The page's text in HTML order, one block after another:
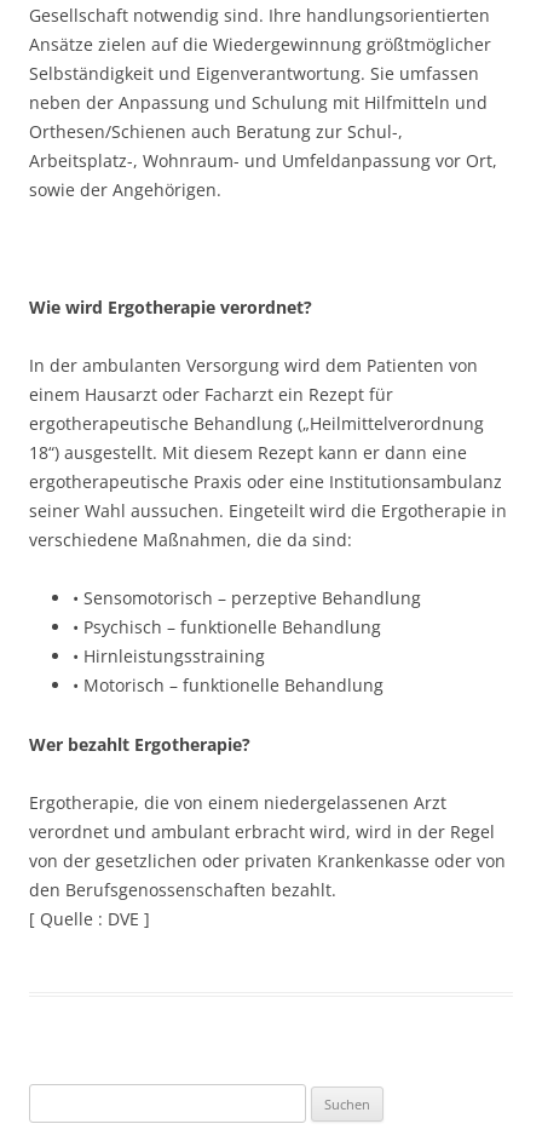
Gesellschaft notwendig sind. Ihre handlungsorientierten
Ansätze zielen auf die Wiedergewinnung größtmöglicher
Selbständigkeit und Eigenverantwortung. Sie umfassen
neben der Anpassung und Schulung mit Hilfmitteln und
Orthesen/Schienen auch Beratung zur Schul-,
Arbeitsplatz-, Wohnraum- und Umfeldanpassung vor Ort,
sowie der Angehörigen.
Wie wird Ergotherapie verordnet?
In der ambulanten Versorgung wird dem Patienten von
einem Hausarzt oder Facharzt ein Rezept für
ergotherapeutische Behandlung („Heilmittelverordnung
18“) ausgestellt. Mit diesem Rezept kann er dann eine
ergotherapeutische Praxis oder eine Institutionsambulanz
seiner Wahl aussuchen. Eingeteilt wird die Ergotherapie in
verschiedene Maßnahmen, die da sind:
• Sensomotorisch – perzeptive Behandlung
• Psychisch – funktionelle Behandlung
• Hirnleistungsstraining
• Motorisch – funktionelle Behandlung
Wer bezahlt Ergotherapie?
Ergotherapie, die von einem niedergelassenen Arzt
verordnet und ambulant erbracht wird, wird in der Regel
von der gesetzlichen oder privaten Krankenkasse oder von
den Berufsgenossenschaften bezahlt.
[ Quelle : DVE ]
nach: